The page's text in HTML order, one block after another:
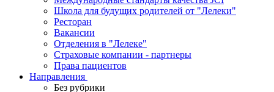
Школа для будущих родителей от "Лелеки"
Ресторан
Вакансии
Отделения в "Лелеке"
Страховые компании - партнеры
Права пациентов
Направления
Без рубрики